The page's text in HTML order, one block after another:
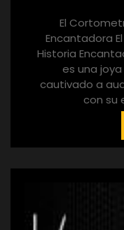
El
Encantadora
Historia
es una
cautivado a
con su